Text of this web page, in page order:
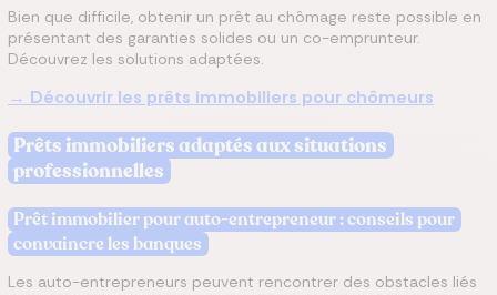
Bien que difficile, obtenir un prêt au chômage reste possible en
présentant des garanties solides ou un co-emprunteur.
Découvrez les solutions adaptées.
→ Découvrir les prêts immobiliers pour chômeurs
Prêts immobiliers adaptés aux situations
professionnelles
Prêt immobilier pour auto-entrepreneur : conseils pour
convaincre les banques
Les auto-entrepreneurs peuvent rencontrer des obstacles liés